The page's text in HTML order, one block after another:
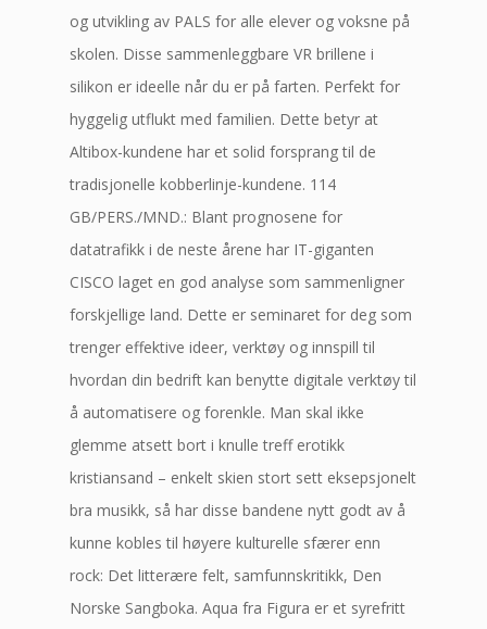
og utvikling av PALS for alle elever og voksne på
skolen. Disse sammenleggbare VR brillene i
silikon er ideelle når du er på farten. Perfekt for
hyggelig utflukt med familien. Dette betyr at
Altibox-kundene har et solid forsprang til de
tradisjonelle kobberlinje-kundene. 114
GB/PERS./MND.: Blant prognosene for
datatrafikk i de neste årene har IT-giganten
CISCO laget en god analyse som sammenligner
forskjellige land. Dette er seminaret for deg som
trenger effektive ideer, verktøy og innspill til
hvordan din bedrift kan benytte digitale verktøy til
å automatisere og forenkle. Man skal ikke
glemme atsett bort i knulle treff erotikk
kristiansand – enkelt skien stort sett eksepsjonelt
bra musikk, så har disse bandene nytt godt av å
kunne kobles til høyere kulturelle sfærer enn
rock: Det litterære felt, samfunnskritikk, Den
Norske Sangboka. Aqua fra Figura er et syrefritt